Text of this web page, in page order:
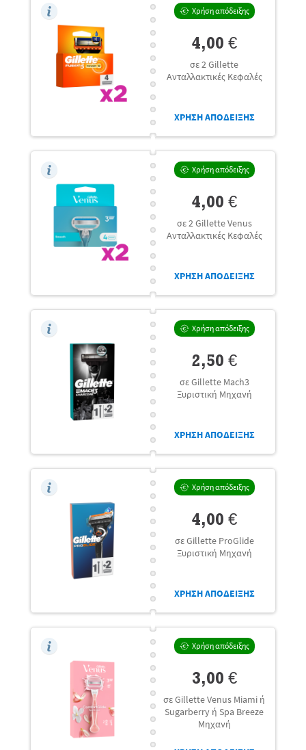
Χρήση απόδειξης
4,00 €
σε 2 Gillette
Ανταλλακτικές Κεφαλές
ΧΡΗΣΗ ΑΠΟΔΕΙΞΗΣ
Χρήση απόδειξης
4,00 €
σε 2 Gillette Venus
Ανταλλακτικές Κεφαλές
ΧΡΗΣΗ ΑΠΟΔΕΙΞΗΣ
Χρήση απόδειξης
2,50 €
σε Gillette Mach3
Ξυριστική Μηχανή
ΧΡΗΣΗ ΑΠΟΔΕΙΞΗΣ
Χρήση απόδειξης
4,00 €
σε Gillette ProGlide
Ξυριστική Μηχανή
ΧΡΗΣΗ ΑΠΟΔΕΙΞΗΣ
Χρήση απόδειξης
3,00 €
σε Gillette Venus Miami ή
Sugarberry ή Spa Breeze
Μηχανή